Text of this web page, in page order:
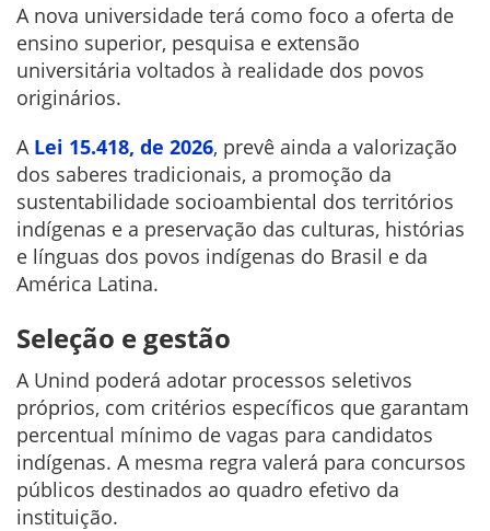
A nova universidade terá como foco a oferta de
ensino superior, pesquisa e extensão
universitária voltados à realidade dos povos
originários.
A Lei 15.418, de 2026, prevê ainda a valorização
dos saberes tradicionais, a promoção da
sustentabilidade socioambiental dos territórios
indígenas e a preservação das culturas, histórias
e línguas dos povos indígenas do Brasil e da
América Latina.
Seleção e gestão
A Unind poderá adotar processos seletivos
próprios, com critérios específicos que garantam
percentual mínimo de vagas para candidatos
indígenas. A mesma regra valerá para concursos
públicos destinados ao quadro efetivo da
instituição.